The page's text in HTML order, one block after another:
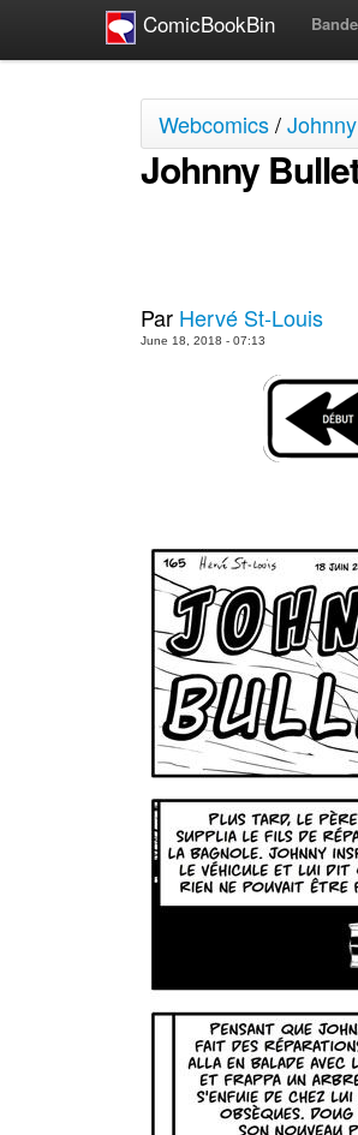
ComicBookBin
Webcomics/
Johnny
Par Hervé St-Louis
June 18, 2018 - 07:13